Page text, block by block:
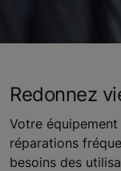
Redonnez
Votre
réparations
besoins des